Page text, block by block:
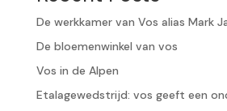
De werkkamer van Vos alias Mark
De bloemenwinkel van vos
Vos in de Alpen
Etalagewedstrijd: vos geeft een